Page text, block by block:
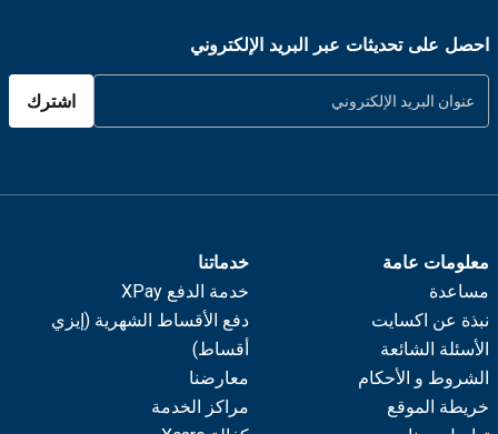
احصل على تحديثات عبر البريد الإلكتروني
اشترك
معلومات عامة
مساعدة
نبذة عن اكسايت
الأسئلة الشائعة
الشروط و الأحكام
خريطة الموقع
خدماتنا
خدمة الدفع XPay
دفع الأقساط الشهرية (إيزي
أقساط)
معارضنا
مراكز الخدمة